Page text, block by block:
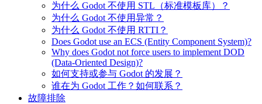
为什么 Godot 不使用 STL（标准模板库）？
为什么 Godot 不使用异常？
为什么 Godot 不使用 RTTI？
Does Godot use an ECS (Entity Component System)?
Why does Godot not force users to implement DOD
(Data-Oriented Design)?
如何支持或参与 Godot 的发展？
谁在为 Godot 工作？如何联系？
故障排除